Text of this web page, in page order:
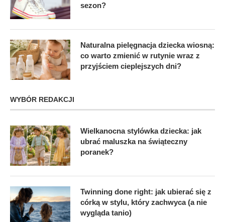
sezon?
Naturalna pielęgnacja dziecka wiosną:
co warto zmienić w rutynie wraz z
przyjściem cieplejszych dni?
WYBÓR REDAKCJI
Wielkanocna stylówka dziecka: jak
ubrać maluszka na świąteczny
poranek?
Twinning done right: jak ubierać się z
córką w stylu, który zachwyca (a nie
wygląda tanio)